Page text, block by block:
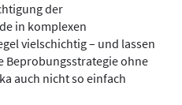
der
in komplexen
vielschichtig – und lassen
Beprobungsstrategie ohne
auch nicht so einfach